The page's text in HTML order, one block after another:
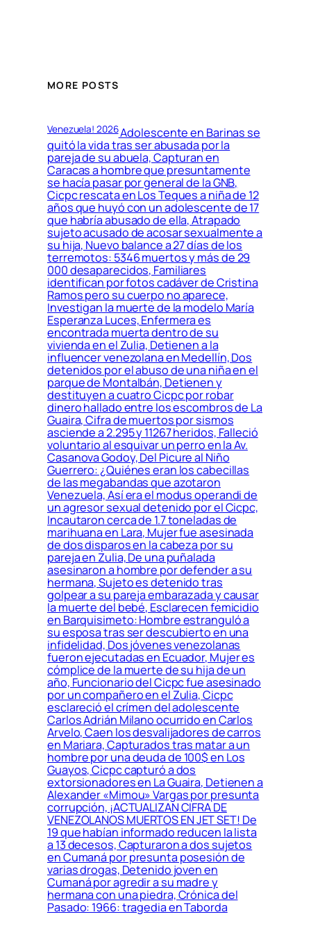
MORE POSTS
Venezuela! 2026Adolescente en Barinas se
quitó la vida tras ser abusada por la
pareja de su abuela, Capturan en
Caracas a hombre que presuntamente
se hacía pasar por general de la GNB,
Cicpc rescata en Los Teques a niña de 12
años que huyó con un adolescente de 17
que habría abusado de ella, Atrapado
sujeto acusado de acosar sexualmente a
su hija, Nuevo balance a 27 días de los
terremotos: 5346 muertos y más de 29
000 desaparecidos, Familiares
identifican por fotos cadáver de Cristina
Ramos pero su cuerpo no aparece,
Investigan la muerte de la modelo María
Esperanza Luces, Enfermera es
encontrada muerta dentro de su
vivienda en el Zulia, Detienen a la
influencer venezolana en Medellín, Dos
detenidos por el abuso de una niña en el
parque de Montalbán, Detienen y
destituyen a cuatro Cicpc por robar
dinero hallado entre los escombros de La
Guaira, Cifra de muertos por sismos
asciende a 2.295 y 11267 heridos, Falleció
voluntario al esquivar un perro en la Av.
Casanova Godoy, Del Picure al Niño
Guerrero: ¿Quiénes eran los cabecillas
de las megabandas que azotaron
Venezuela, Así era el modus operandi de
un agresor sexual detenido por el Cicpc,
Incautaron cerca de 1.7 toneladas de
marihuana en Lara, Mujer fue asesinada
de dos disparos en la cabeza por su
pareja en Zulia, De una puñalada
asesinaron a hombre por defender a su
hermana, Sujeto es detenido tras
golpear a su pareja embarazada y causar
la muerte del bebé, Esclarecen femicidio
en Barquisimeto: Hombre estranguló a
su esposa tras ser descubierto en una
infidelidad, Dos jóvenes venezolanas
fueron ejecutadas en Ecuador, Mujer es
cómplice de la muerte de su hija de un
año, Funcionario del Cicpc fue asesinado
por un compañero en el Zulia, Cicpc
esclareció el crímen del adolescente
Carlos Adrián Milano ocurrido en Carlos
Arvelo, Caen los desvalijadores de carros
en Mariara, Capturados tras matar a un
hombre por una deuda de 100$ en Los
Guayos, Cicpc capturó a dos
extorsionadores en La Guaira, Detienen a
Alexander «Mimou» Vargas por presunta
corrupción, ¡ACTUALIZAN CIFRA DE
VENEZOLANOS MUERTOS EN JET SET! De
19 que habían informado reducen la lista
a 13 decesos, Capturaron a dos sujetos
en Cumaná por presunta posesión de
varias drogas, Detenido joven en
Cumaná por agredir a su madre y
hermana con una piedra, Crónica del
Pasado: 1966: tragedia en Taborda